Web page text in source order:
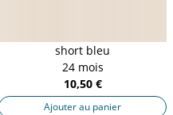
short bleu
24 mois
10,50 €
Ajouter au panier